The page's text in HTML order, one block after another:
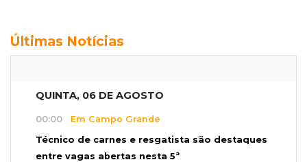
Últimas Notícias
QUINTA, 06 DE AGOSTO
00:00 Em Campo Grande
Técnico de carnes e resgatista são destaques
entre vagas abertas nesta 5ª